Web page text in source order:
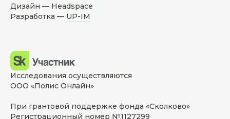
Дизайн — Headspace
Разработка — UP-IM
Исследования осуществляются
ООО «Полис Онлайн»
При грантовой поддержке фонда «Сколково»
Регистрационный номер №1127299